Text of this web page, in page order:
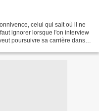
celui qui sait où il ne
ignorer lorsque l'on interview
poursuivre sa carrière dans